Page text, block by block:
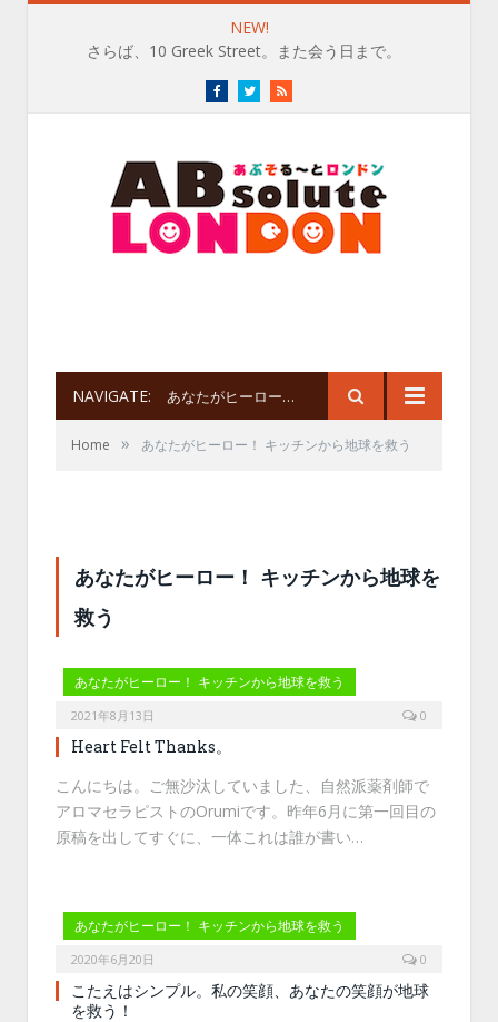
NEW!
さらば、10 Greek Street。また会う日まで。
FacebookTwitterRSS
NAVIGATE: あなたがヒーロー！ キッチンから地球を救う
Home » あなたがヒーロー！ キッチンから地球を救う
あなたがヒーロー！ キッチンから地球を
救う
あなたがヒーロー！ キッチンから地球を救う
2021年8月13日 0
Heart Felt Thanks。
こんにちは。ご無沙汰していました、自然派薬剤師で
アロマセラピストのOrumiです。昨年6月に第一回目の
原稿を出してすぐに、一体これは誰が書い…
あなたがヒーロー！ キッチンから地球を救う
2020年6月20日 0
こたえはシンプル。私の笑顔、あなたの笑顔が地球
を救う！